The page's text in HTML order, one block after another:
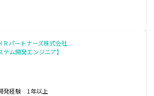
Ｒパートナーズ株式会社
テム開発エンジニア】
発経験 1年以上